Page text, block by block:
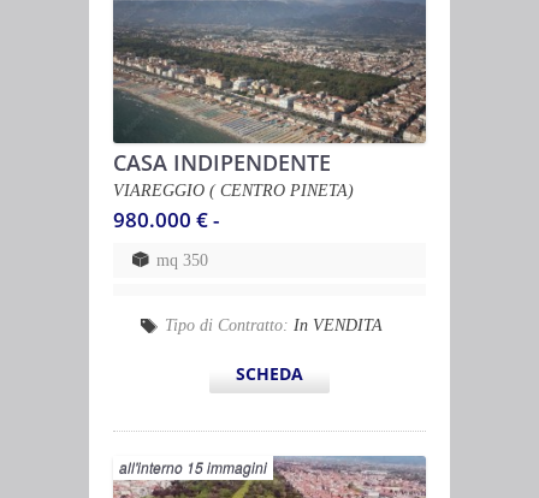
CASA INDIPENDENTE
VIAREGGIO ( CENTRO PINETA)
980.000 € -
mq 350
Tipo di Contratto: In VENDITA
SCHEDA
all'interno 15 immagini